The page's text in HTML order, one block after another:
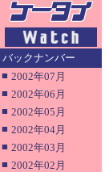
バックナンバー
■ 2002年07月
■ 2002年06月
■ 2002年05月
■ 2002年04月
■ 2002年03月
■ 2002年02月